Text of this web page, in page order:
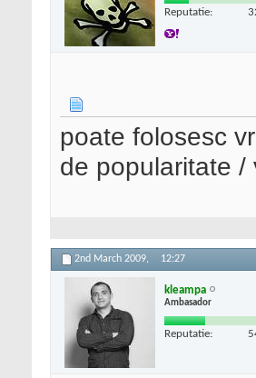
Reputatie:
poate folosesc
de popularitate
2nd March 2009, 12:27
kleampa
Ambasador
Reputatie: